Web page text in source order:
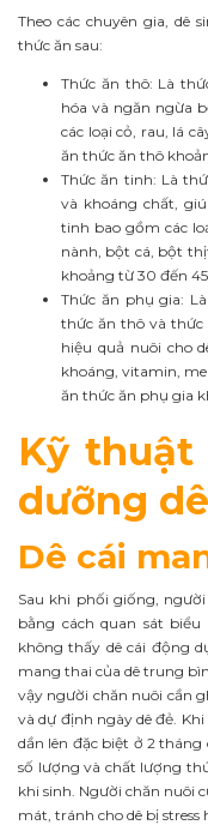
Theo các chuyên gia, dê
thức ăn sau:
Thức ăn thô: Là
hóa và ngăn ngừa
các loại cỏ, rau, lá
ăn thức ăn thô
Thức ăn tinh: Là
và khoáng chất,
tinh bao gồm các
nành, bột cá, bột
khoảng từ 30 đến
Thức ăn phụ gia:
thức ăn thô và thức
hiệu quả nuôi cho
khoáng, vitamin,
ăn thức ăn phụ gia
Kỹ thuật
dưỡng
Dê cái
Sau khi phối giống,
bằng cách quan sát biểu
không thấy dê cái động
mang thai của dê trung
vậy người chăn nuôi cần
và dự định ngày dê đẻ.
dần lên đặc biệt ở 2
số lượng và chất lượng
khi sinh. Người chăn nuôi
mát, tránh cho dê bị